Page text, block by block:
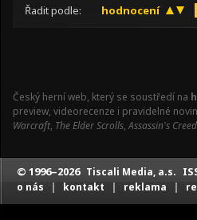
Řadit podle: hodnocení
Český herní web, který se soustředí na
preview, videorecenze i pravidelné
Warcraft, The Elder Scrolls,Assassin's Creed
© 1996–2026 Tiscali Media, a.s.
o nás | kontakt | reklama |